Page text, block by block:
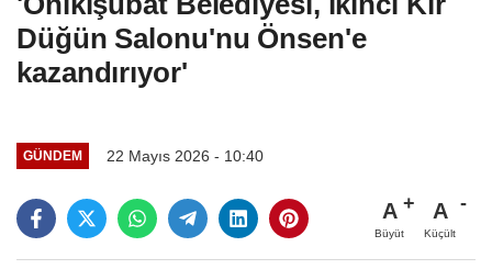
Düğün Salonu'nu Önsen'e
kazandırıyor'
GÜNDEM 22 Mayıs 2026 - 10:40
A
Büyüt
A
Küçült